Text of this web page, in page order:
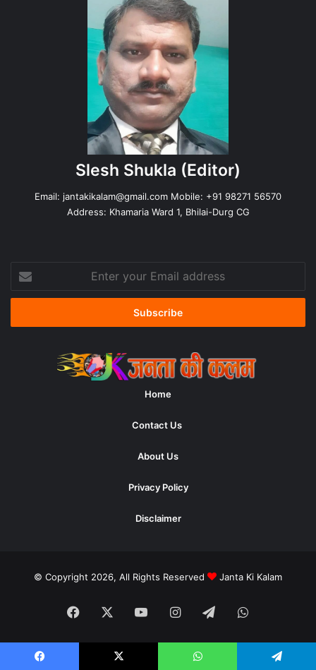
Slesh Shukla (Editor)
Email: jantakikalam@gmail.com Mobile: +91 98271 56570
Address: Khamaria Ward 1, Bhilai-Durg CG
your
Email
Home
Contact Us
About Us
Privacy Policy
Disclaimer
© Copyright 2026, All Rights Reserved Janta Ki Kalam
Facebook YouTubeInstagram
TelegramWhatsApp